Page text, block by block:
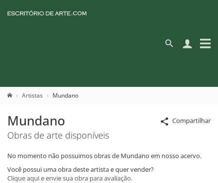
Artistas Mundano
Compartilhar
Mundano
Obras de arte disponíveis
No momento não possuimos obras de Mundano em nosso acervo.
Você possui uma obra deste artista e quer vender?
Clique aqui e envie sua obra para avaliação.